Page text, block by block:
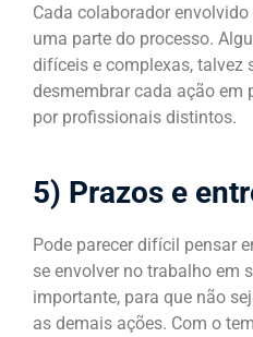
Cada colaborador
uma parte do processo.
difíceis e complexas, talvez
desmembrar cada ação em
por profissionais distintos.
5) Prazos e
Pode parecer difícil pensar
se envolver no trabalho em
importante, para que não
as demais ações. Com o